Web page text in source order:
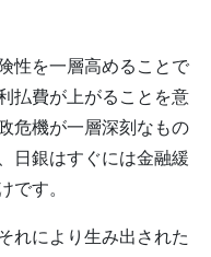
性を一層高めることで
払費が上がることを意
危機が一層深刻なもの
日銀はすぐには金融緩
です。
れにより生み出された